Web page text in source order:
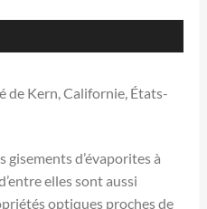
de Kern, Californie, États-
gisements d’évaporites à
elles sont aussi
optiques proches de